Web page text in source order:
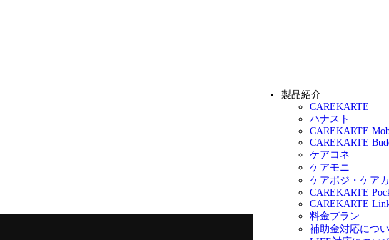
製品紹介
CAREKARTE
ハナスト
CAREKARTE
CAREKARTE
ケアコネ
ケアモニ
ケアポジ・ケア
CAREKARTE
CAREKARTE
料金プラン
補助金対応につ